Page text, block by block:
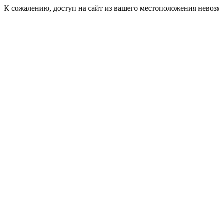
К сожалению, доступ на сайт из вашего местоположения